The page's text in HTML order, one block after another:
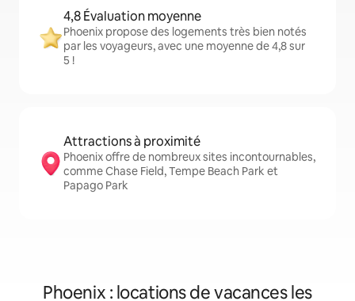
4,8 Évaluation moyenne
Phoenix propose des logements très bien notés
par les voyageurs, avec une moyenne de 4,8 sur
5 !
Attractions à proximité
Phoenix offre de nombreux sites incontournables,
comme Chase Field, Tempe Beach Park et
Papago Park
Phoenix : locations de vacances les